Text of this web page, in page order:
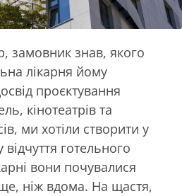
замовник знав, якого
лікарня йому
проєктування
кінотеатрів та
ми хотіли створити у
відчуття готельного
вони почувалися
ніж вдома. На щастя,